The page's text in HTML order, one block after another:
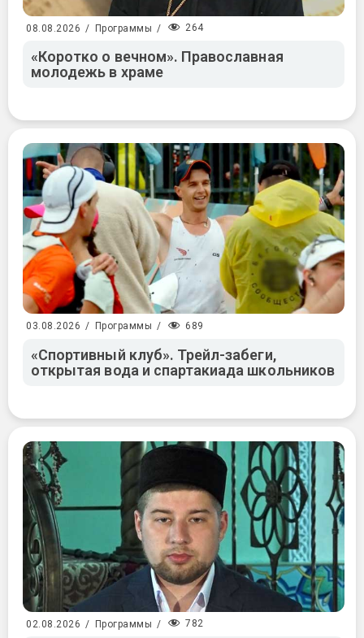
08.08.2026 / Программы / 264
«Коротко о вечном». Православная
молодежь в храме
03.08.2026 / Программы / 689
«Спортивный клуб». Трейл-забеги,
открытая вода и спартакиада школьников
02.08.2026 / Программы / 782